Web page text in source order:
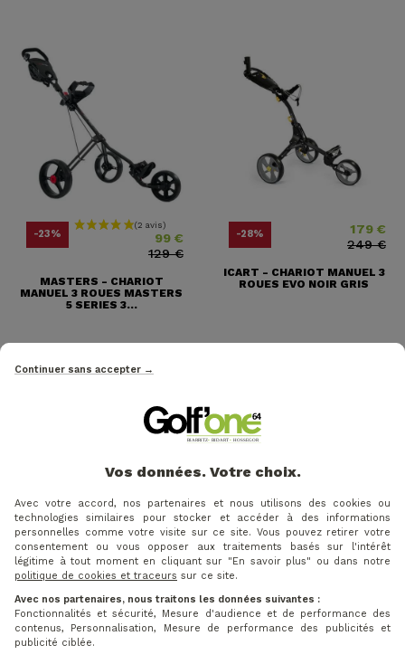
(2 avis)
-23% Prix 99 €
Prix ​​habituel
129 €
MASTERS - CHARIOT
MANUEL 3 ROUES MASTERS
5 SERIES 3...
-28% 179 €
Prix ​​habituel
249 €
ICART - CHARIOT MANUEL 3
ROUES EVO NOIR GRIS
-33% Prix 26 €
Prix ​​habituel
39 €
MASTERS - PORTE
PARAPLUIE DELUXE
UMBRELLA HOLDER
Continuer sans accepter →
Vos données. Votre choix.
Avec votre accord, nos partenaires et nous utilisons des cookies ou
technologies similaires pour stocker et accéder à des informations
personnelles comme votre visite sur ce site. Vous pouvez retirer votre
consentement ou vous opposer aux traitements basés sur l'intérêt
légitime à tout moment en cliquant sur "En savoir plus" ou dans notre
politique de cookies et traceurs sur ce site.
Avec nos partenaires, nous traitons les données suivantes :
Fonctionnalités et sécurité, Mesure d'audience et de performance des
contenus, Personnalisation, Mesure de performance des publicités et
publicité ciblée.